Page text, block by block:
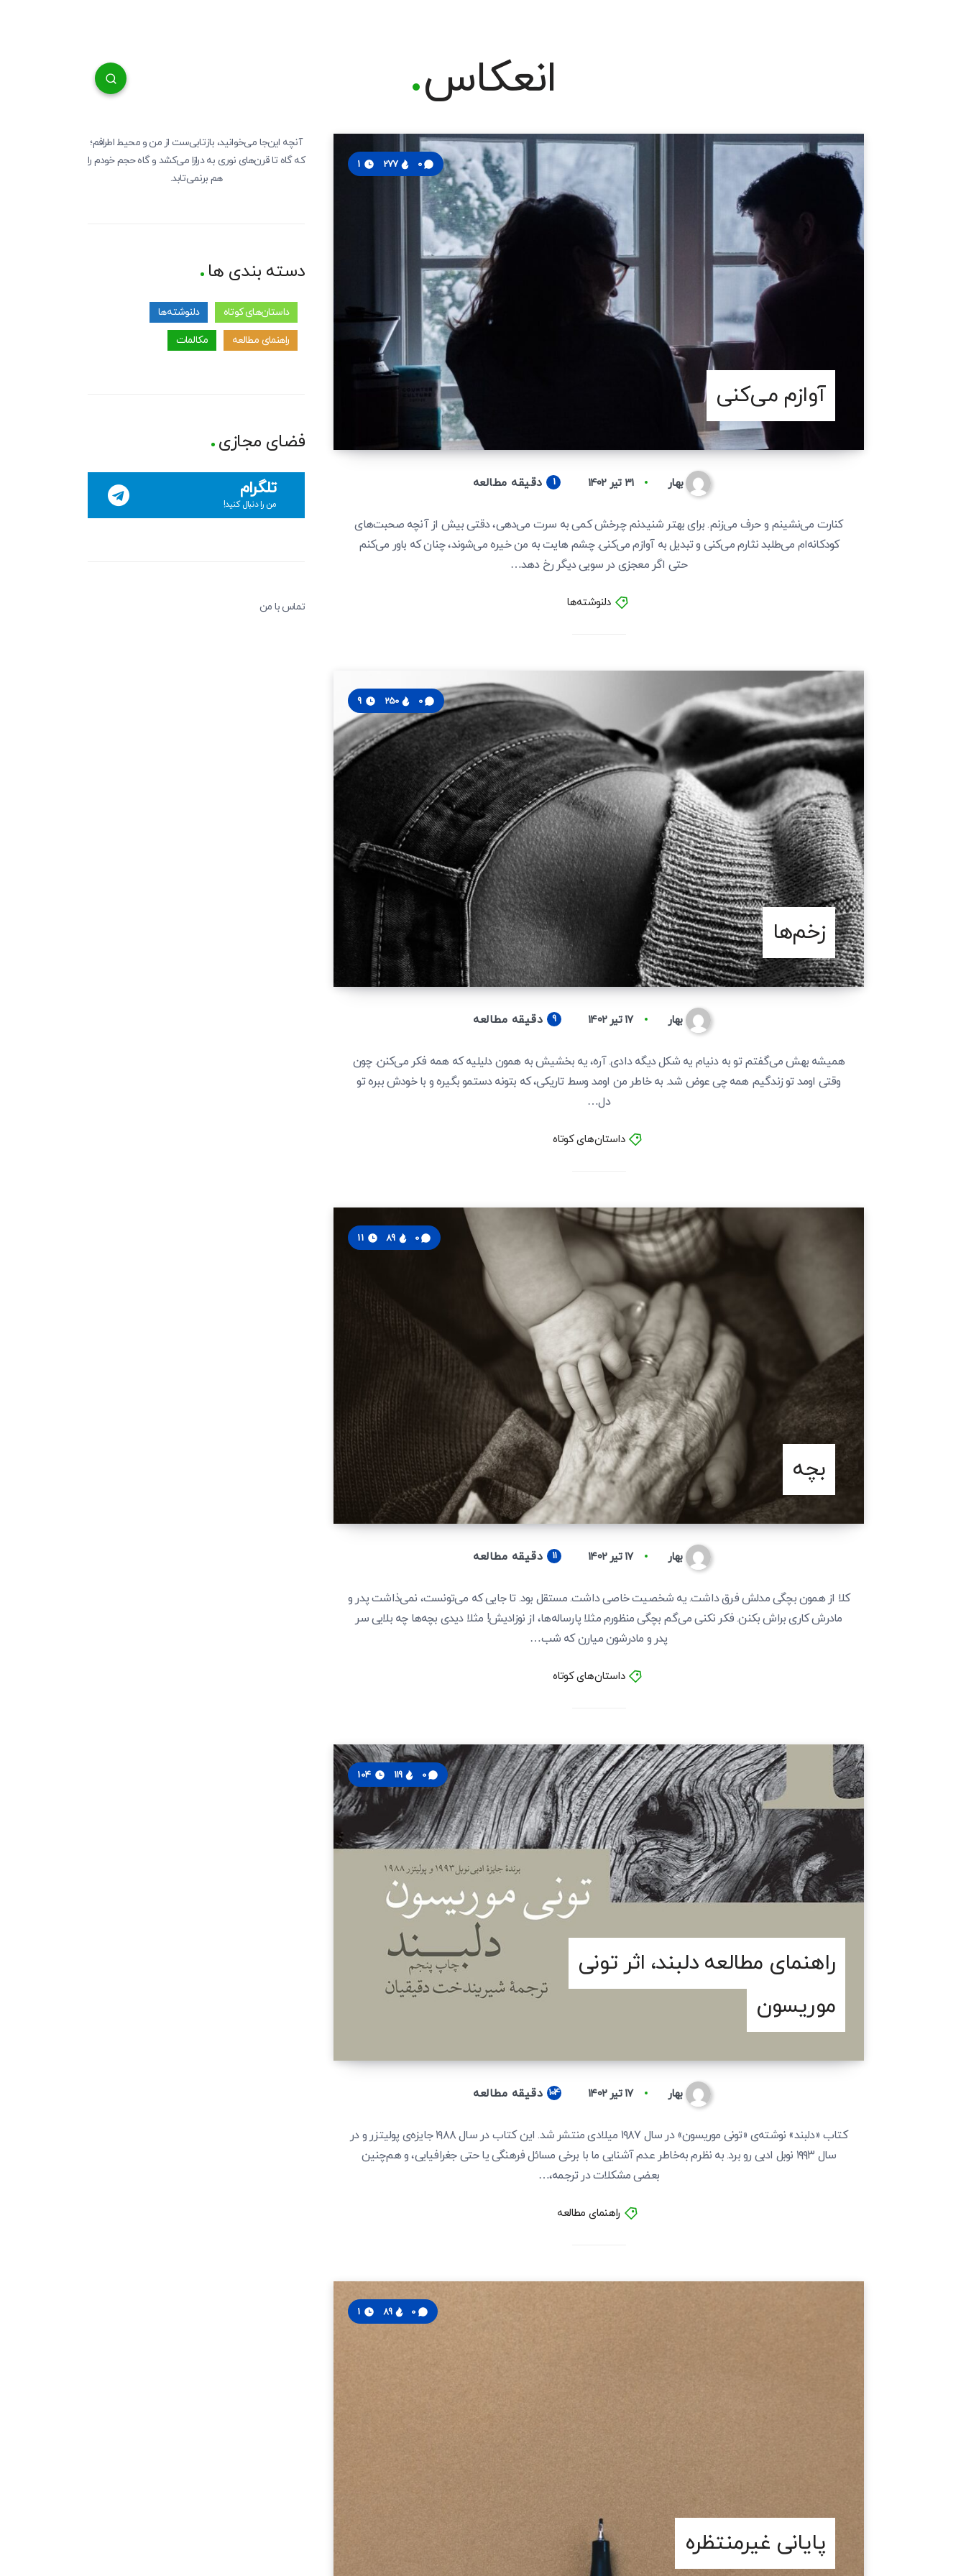
انعکاس
آوازم می‌کنی
0
277
بهار ۳۱ تیر ۱۴۰۲ 1 دقیقه مطالعه
کنارت می‌نشینم و حرف می‌زنم. برای بهتر شنیدنم چرخش کمی به سرت می‌دهی، دقتی بیش از آنچه صحبت‌های
کودکانه‌ام می‌طلبد نثارم می‌کنی و تبدیل به آوازم می‌کنی. چشم هایت به من خیره می‌شوند، چنان که باور می‌کنم
حتی اگر معجزی در سویی دیگر رخ دهد…
دلنوشته‌ها
زخم‌ها
0
250
بهار ۱۷ تیر ۱۴۰۲ 9 دقیقه مطالعه
همیشه بهش می‌گفتم تو به دنیام یه شکل دیگه دادی. آره، یه بخشیش به همون دلیلیه که همه فکر می‌کنن. چون
وقتی اومد تو زندگیم همه چی عوض شد. به خاطر من اومد وسط تاریکی، که بتونه دستمو بگیره و با خودش ببره تو
دل…
داستان‌های کوتاه
بچه
0
89
بهار ۱۷ تیر ۱۴۰۲ 11 دقیقه مطالعه
کلا از همون بچگی مدلش فرق داشت. یه شخصیت خاصی داشت. مستقل بود. تا جایی که می‌تونست، نمی‌ذاشت پدر و
مادرش کاری براش بکنن. فکر نکنی می‌گم بچگی منظورم مثلا پارساله‌ها، از نوزادیش! مثلا دیدی بچه‌ها چه بلایی سر
پدر و مادرشون میارن که شب…
داستان‌های کوتاه
راهنمای مطالعه دلبند، اثر تونی
موریسون
0
119
بهار ۱۷ تیر ۱۴۰۲ 104 دقیقه مطالعه
کتاب «دلبند» نوشته‌ی «تونی موریسون» در سال ۱۹۸۷ میلادی منتشر شد. این کتاب در سال ۱۹۸۸ جایزه‌ی پولیتزر و در
سال ۱۹۹۳ نوبل ادبی رو برد. به نظرم به‌خاطر عدم آشنایی ما با برخی مسائل فرهنگی یا حتی جغرافیایی، و هم‌چنین
بعضی مشکلات در ترجمه‌،…
راهنمای مطالعه
پایانی غیرمنتظره
0
89
آنچه این‌جا می‌خوانید، بازتابی‌ست از من و محیط اطرافم؛
که گاه تا قرن‌های نوری به درازا می‌کشد و گاه حجم خودم را
هم برنمی‌تابد.
دسته بندی ها
داستان‌های کوتاه دلنوشته‌ها
راهنمای مطالعه مکالمات
فضای مجازی
تلگرام
من را دنبال کنید!
تماس با من